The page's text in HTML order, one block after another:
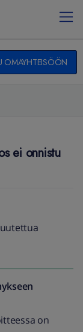
OMAYHTEISÖÖN
ei onnistu
on